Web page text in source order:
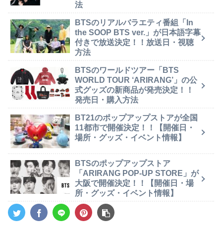
法
BTSのリアルバラエティ番組「In
the SOOP BTS ver.」が日本語字幕
付きで放送決定！！放送日・視聴
方法
BTSのワールドツアー「BTS
WORLD TOUR ‘ARIRANG’」の公
式グッズの新商品が発売決定！！
発売日・購入方法
BT21のポップアップストアが全国
11都市で開催決定！！【開催日・
場所・グッズ・イベント情報】
BTSのポップアップストア
「ARIRANG POP-UP STORE」が
大阪で開催決定！！【開催日・場
所・グッズ・イベント情報】